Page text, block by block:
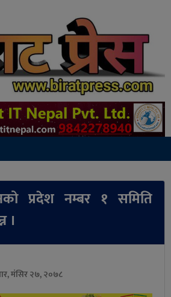
प्रदेश नम्बर १ समिति
।
मंसिर २७, २०७८